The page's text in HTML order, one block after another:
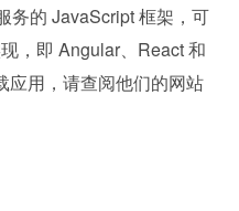
务的 JavaScript 框架，可
，即 Angular、React 和
应用，请查阅他们的网站